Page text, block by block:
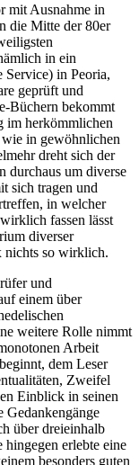
mit Ausnahme in
die Mitte der 80er
in ein
Service) in Peoria,
geprüft und
Büchern bekommt
im herkömmlichen
wie in gewöhnlichen
dreht sich der
durchaus um diverse
sich tragen und
in welcher
fassen lässt
diverser
nichts so wirklich.
und
einem über
weitere Rolle nimmt
Arbeit
dem Leser
Zweifel
Einblick in seinen
Gedankengänge
über dreieinhalb
hingegen erlebte eine
besonders guten